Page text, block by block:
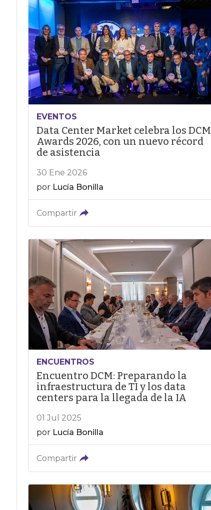
EVENTOS
Data Center Market celebra los DCM
Awards 2026, con un nuevo récord
de asistencia
30 Ene 2026
por Lucía Bonilla
Compartir
ENCUENTROS
Encuentro DCM: Preparando la
infraestructura de TI y los data
centers para la llegada de la IA
01 Jul 2025
por Lucía Bonilla
Compartir